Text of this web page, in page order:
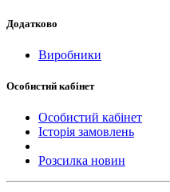
Додатково
Виробники
Особистий кабінет
Особистий кабінет
Історія замовлень
Розсилка новин